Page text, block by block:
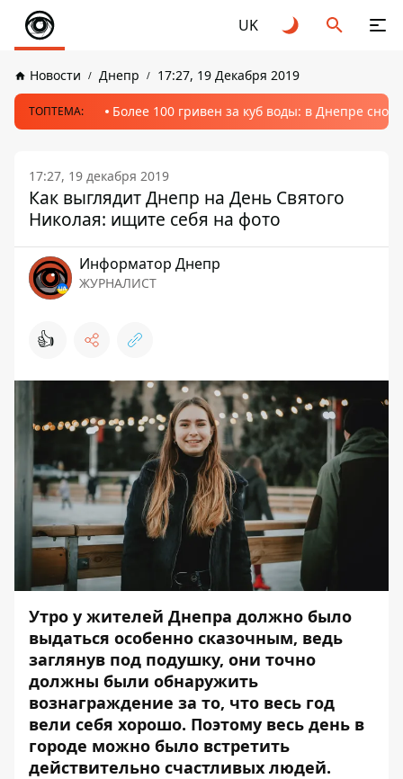
UK
Новости Днепр 17:27, 19 Декабря 2019
ТОПТЕМА: Более 100 гривен за куб воды: в Днепре
17:27, 19 декабря 2019
Как выглядит Днепр на День Святого
Николая: ищите себя на фото
Информатор Днепр
ЖУРНАЛИСТ
👍
Утро у жителей Днепра должно было
выдаться особенно сказочным, ведь
заглянув под подушку, они точно
должны были обнаружить
вознаграждение за то, что весь год
вели себя хорошо. Поэтому весь день в
городе можно было встретить
действительно счастливых людей.